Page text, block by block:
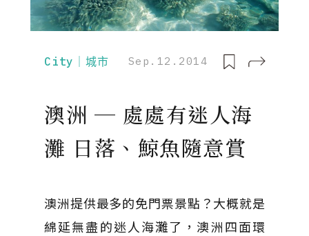
City｜城市 Sep.12.2014
澳洲 ─ 處處有迷人海
灘 日落、鯨魚隨意賞
澳洲提供最多的免門票景點？大概就是
綿延無盡的迷人海灘了，澳洲四面環